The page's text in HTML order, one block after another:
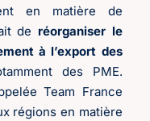
en matière de
de réorganiser le
à l’export des
des PME.
Team France
régions en matière